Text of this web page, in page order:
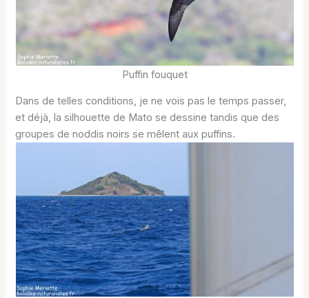
Puffin fouquet
Dans de telles conditions, je ne vois pas le temps passer,
et déjà, la silhouette de Mato se dessine tandis que des
groupes de noddis noirs se mêlent aux puffins.